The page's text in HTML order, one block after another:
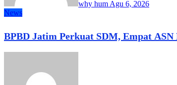
why hum Agu 6, 2026
News
BPBD Jatim Perkuat SDM, Empat